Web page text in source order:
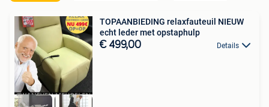
TOPAANBIEDING relaxfauteuil NIEUW
echt leder met opstaphulp
€ 499,00 Details